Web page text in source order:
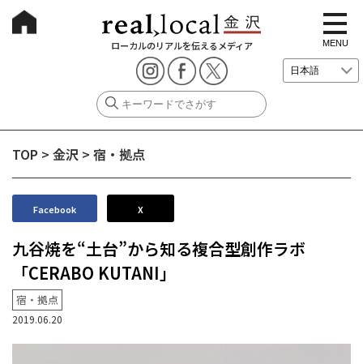
ローカルのリアルを伝えるメディア
t
o
g
g
e
i
i
MENU
TOP > 金沢 > 宿・拠点
Facebook X
九谷焼を“土台”から知る複合型創作ラボ
「CERABO KUTANI」
宿・拠点
2019.06.20